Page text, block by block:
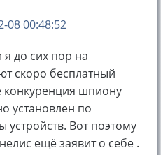
08 00:48:52
я до сих пор на
скоро бесплатный
конкуренция шпиону
установлен по
Вот поэтому
ещё заявит о себе .